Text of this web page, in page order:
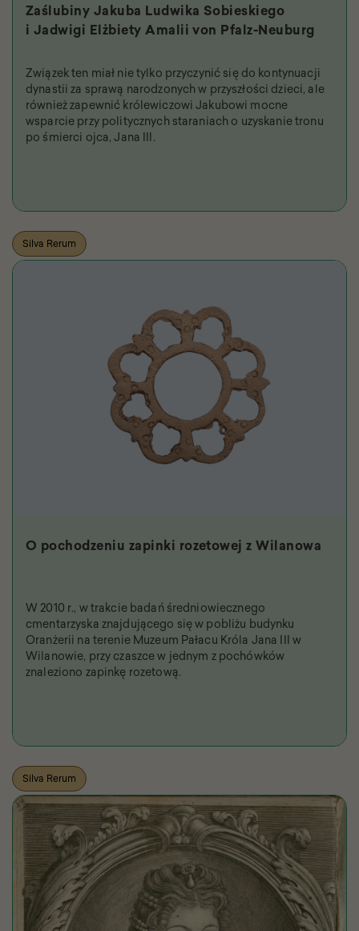
Zaślubiny Jakuba Ludwika Sobieskiego
i Jadwigi Elżbiety Amalii von Pfalz-Neuburg
Związek ten miał nie tylko przyczynić się do kontynuacji
dynastii za sprawą narodzonych w przyszłości dzieci, ale
również zapewnić królewiczowi Jakubowi mocne
wsparcie przy politycznych staraniach o uzyskanie tronu
po śmierci ojca, Jana III.
Silva Rerum
O pochodzeniu zapinki rozetowej z Wilanowa
W 2010 r., w trakcie badań średniowiecznego
cmentarzyska znajdującego się w pobliżu budynku
Oranżerii na terenie Muzeum Pałacu Króla Jana III w
Wilanowie, przy czaszce w jednym z pochówków
znaleziono zapinkę rozetową.
Silva Rerum